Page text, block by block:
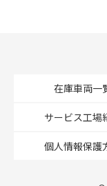
在庫車両一
サービス工場
個人情報保護